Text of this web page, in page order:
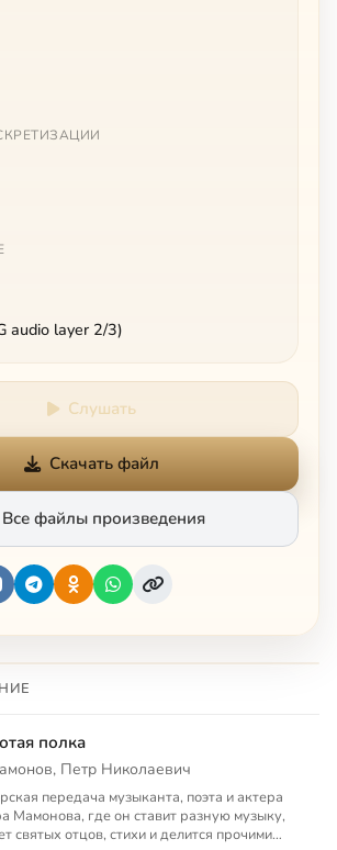
audio layer 2/3)
Слушать
Скачать файл
Все файлы произведения
полка
Петр Николаевич
передача музыканта, поэта и актера
Мамонова, где он ставит разную музыку,
святых отцов, стихи и делится прочими